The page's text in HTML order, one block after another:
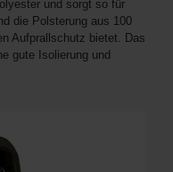
und sorgt so für
die Polsterung aus 100
Aufprallschutz bietet. Das
gute Isolierung und